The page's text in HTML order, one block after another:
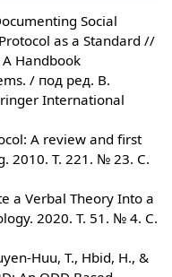
Social
as a Standard //
Handbook
/ под ред. B.
International
A review and first
2010. Т. 221. № 23. С.
a Verbal Theory Into a
2020. Т. 51. № 4. С.
Huu, T., Hbid, H., &